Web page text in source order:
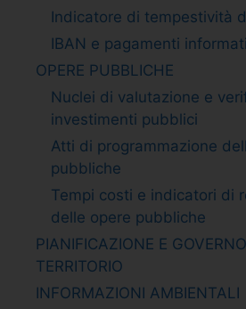
Indicatore di tempestività
IBAN e pagamenti
OPERE PUBBLICHE
Nuclei di valutazione e
investimenti pubblici
Atti di programmazione
pubbliche
Tempi costi e indicatori di
delle opere pubbliche
PIANIFICAZIONE E GOVERNO
TERRITORIO
INFORMAZIONI AMBIENTALI